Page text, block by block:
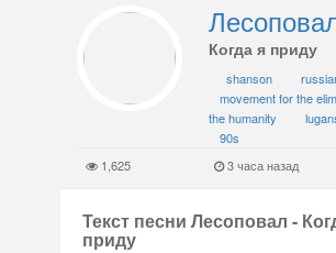
Когда я приду
shanson
movement for the
the humanity
90s
1,625
3 часа назад
Текст песни Лесоповал -
приду